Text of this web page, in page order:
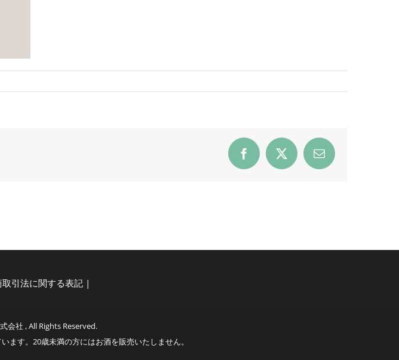
Facebook
X Email
引法に関する表記 |
会社 , All Rights Reserved.
ます。20歳未満の方にはお酒を販売いたしません。